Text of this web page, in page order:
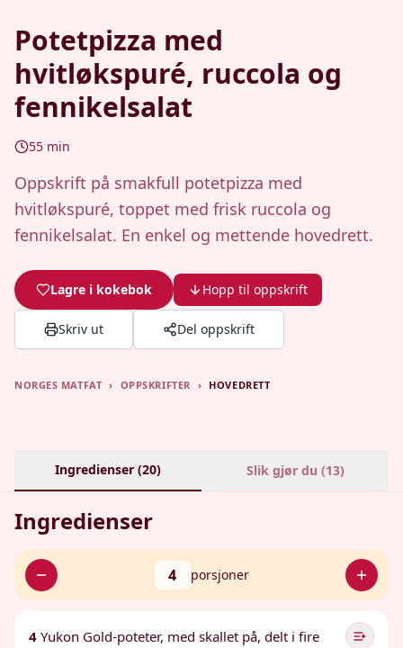
Potetpizza med
hvitløkspuré, ruccola og
fennikelsalat
55 min
Oppskrift på smakfull potetpizza med
hvitløkspuré, toppet med frisk ruccola og
fennikelsalat. En enkel og mettende hovedrett.
Lagre i kokebok Hopp til oppskrift
Skriv ut Del oppskrift
NORGES MATFAT › OPPSKRIFTER › HOVEDRETT
Ingredienser (20) Slik gjør du (13)
Ingredienser
4 porsjoner
4 Yukon Gold-poteter, med skallet på, delt i fire